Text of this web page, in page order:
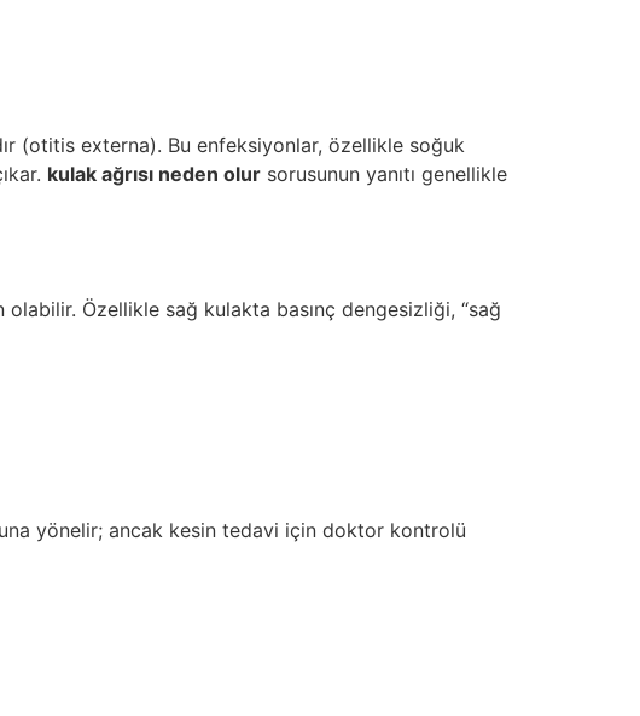
(otitis externa). Bu enfeksiyonlar, özellikle soğuk
kulak ağrısı neden olur sorusunun yanıtı genellikle
olabilir. Özellikle sağ kulakta basınç dengesizliği, “sağ
yönelir; ancak kesin tedavi için doktor kontrolü